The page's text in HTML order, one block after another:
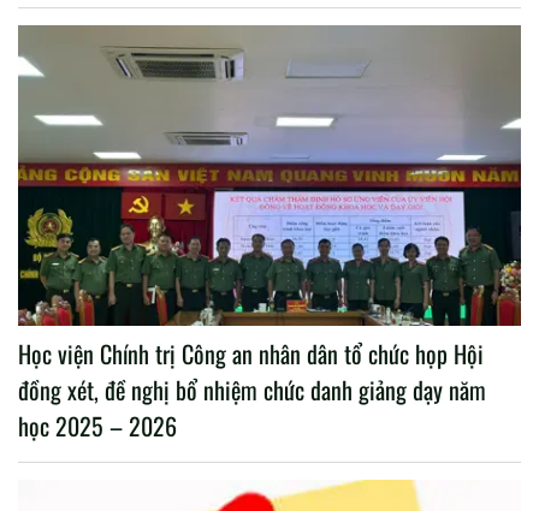
Học viện Chính trị Công an nhân dân tổ chức họp Hội
đồng xét, đề nghị bổ nhiệm chức danh giảng dạy năm
học 2025 – 2026